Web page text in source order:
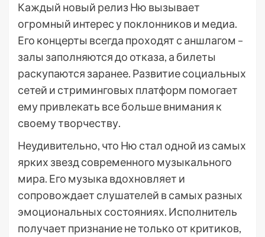
Каждый новый релиз Ню вызывает
огромный интерес у поклонников и медиа.
Его концерты всегда проходят с аншлагом –
залы заполняются до отказа, а билеты
раскупаются заранее. Развитие социальных
сетей и стриминговых платформ помогает
ему привлекать все больше внимания к
своему творчеству.
Неудивительно, что Ню стал одной из самых
ярких звезд современного музыкального
мира. Его музыка вдохновляет и
сопровождает слушателей в самых разных
эмоциональных состояниях. Исполнитель
получает признание не только от критиков,